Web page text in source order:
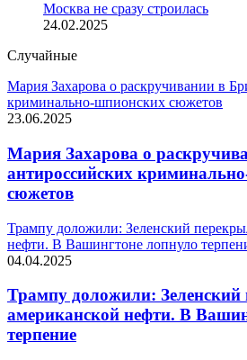
Москва не сразу строилась
24.02.2025
Случайные
Мария Захарова о раскручивании в
криминально-шпионских сюжетов
23.06.2025
Мария Захарова о
антироссийских
сюжетов
Трампу доложили: Зеленский
нефти. В Вашингтоне лопнуло
04.04.2025
Трампу доложили:
американской нефти. В
терпение